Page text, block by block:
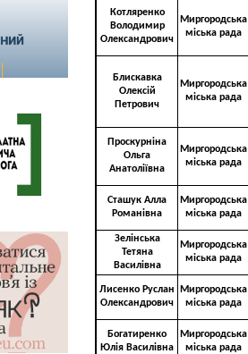
Котляренко
Володимир
Олександрович
Миргородська
міська рада
Блискавка
Олексій
Петрович
Миргородська
міська рада
Проскурніна
Ольга
Анатоліївна
Миргородська
міська рада
Сташук Алла
Романівна
Миргородська
міська рада
Зелінська
Тетяна
Василівна
Миргородська
міська рада
Лисенко Руслан
Олександрович
Миргородська
міська рада
Богатиренко
Юлія Василівна
Миргородська
міська рада